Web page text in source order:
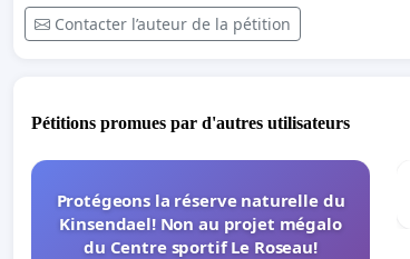
Contacter l’auteur de la pétition
Pétitions promues par d'autres utilisateurs
Protégeons la réserve naturelle du
Kinsendael! Non au projet mégalo
du Centre sportif Le Roseau!